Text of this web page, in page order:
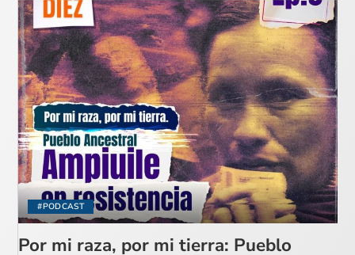
#PODCAST
Por mi raza, por mi tierra: Pueblo